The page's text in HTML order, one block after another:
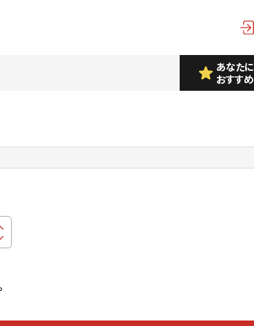
あなたに
おすすめ